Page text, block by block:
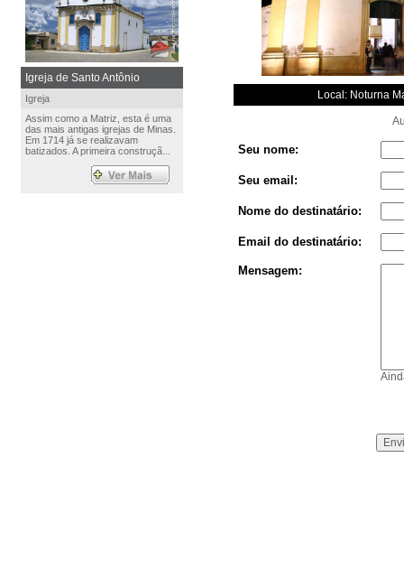
Igreja de Santo Antônio
Igreja
Assim como a Matriz, esta é uma
das mais antigas igrejas de Minas.
Em 1714 já se realizavam
batizados. A primeira construçã...
Local: Noturna
Seu nome:
Seu email:
Nome do destinatário:
Email do destinatário:
Mensagem: